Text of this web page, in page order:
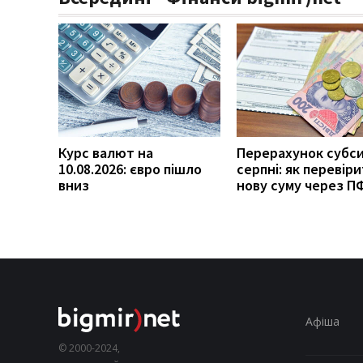
Курс валют на
10.08.2026: євро пішло
вниз
Перерахунок
серпні: як
нову суму через
© 2000-2024,
Афіша